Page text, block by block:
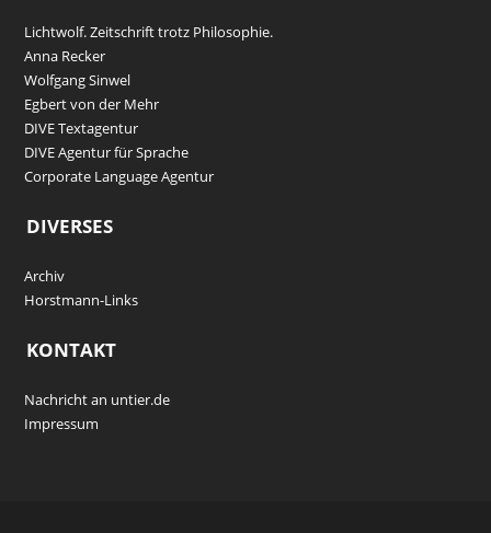
Lichtwolf. Zeitschrift trotz Philosophie.
Anna Recker
Wolfgang Sinwel
Egbert von der Mehr
DIVE Textagentur
DIVE Agentur für Sprache
Corporate Language Agentur
DIVERSES
Archiv
Horstmann-Links
KONTAKT
Nachricht an untier.de
Impressum